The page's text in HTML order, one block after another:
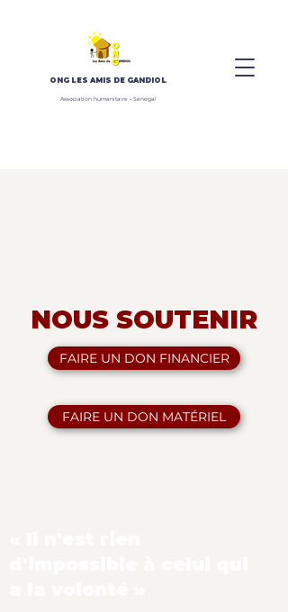
ONG LES AMIS DE GANDIOL
Association humanitaire - Sénégal
NOUS SOUTENIR
FAIRE UN DON FINANCIER
FAIRE UN DON MATÉRIEL